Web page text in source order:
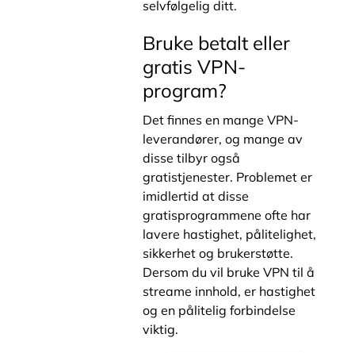
selvfølgelig ditt.
Bruke betalt eller
gratis VPN-
program?
Det finnes en mange VPN-
leverandører, og mange av
disse tilbyr også
gratistjenester. Problemet er
imidlertid at disse
gratisprogrammene ofte har
lavere hastighet, pålitelighet,
sikkerhet og brukerstøtte.
Dersom du vil bruke VPN til å
streame innhold, er hastighet
og en pålitelig forbindelse
viktig.